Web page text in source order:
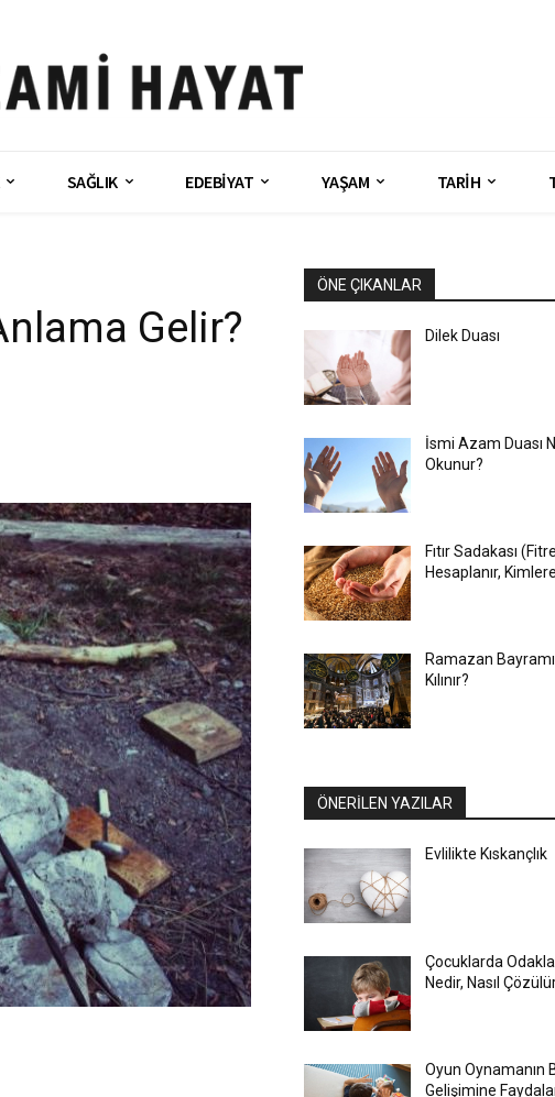
SAĞLIK EDEBİYAT YAŞAM TARİH
Gelir?
ÖNE ÇIKANLAR
Dilek Duası
İsmi Azam Duası
Okunur?
Fıtır Sadakası
Hesaplanır,
Ramazan Bayramı
Kılınır?
ÖNERİLEN YAZILAR
Evlilikte Kıskançlık
Çocuklarda
Nedir, Nasıl
Oyun Oynamanın
Gelişimine